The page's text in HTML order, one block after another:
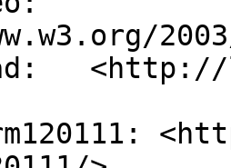
<http://